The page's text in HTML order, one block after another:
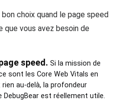
choix quand le page speed
que vous avez besoin de
speed. Si la mission de
sont les Core Web Vitals en
au-delà, la profondeur
DebugBear est réellement utile.